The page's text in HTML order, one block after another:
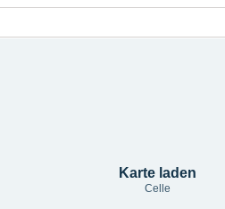
Karte laden
Celle